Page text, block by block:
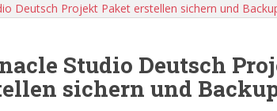
Studio Deutsch
sichern und